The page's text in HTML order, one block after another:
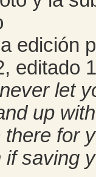
edición
editado
let
up
there for
if saving